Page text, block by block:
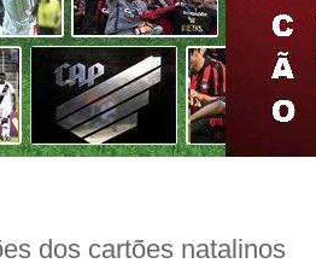
dos cartões natalinos